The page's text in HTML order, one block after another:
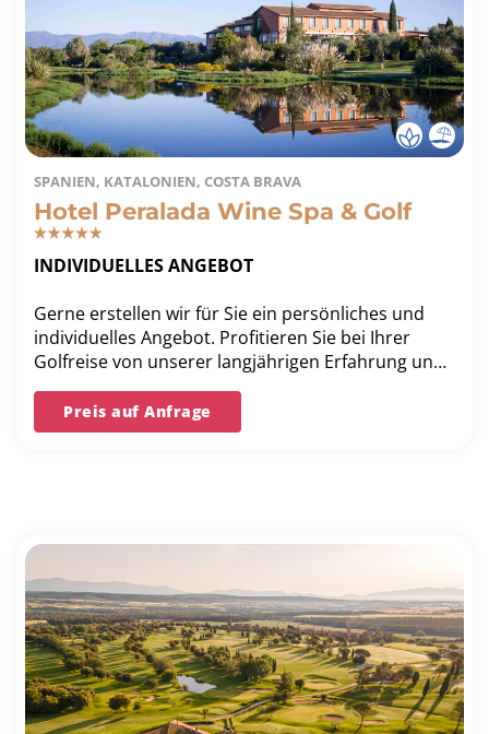
SPANIEN, KATALONIEN, COSTA BRAVA
Hotel Peralada Wine Spa & Golf
INDIVIDUELLES ANGEBOT
Gerne erstellen wir für Sie ein persönliches und
individuelles Angebot. Profitieren Sie bei Ihrer
Golfreise von unserer langjährigen Erfahrung und
unserer Bestpreis-Garantie.
Preis auf Anfrage